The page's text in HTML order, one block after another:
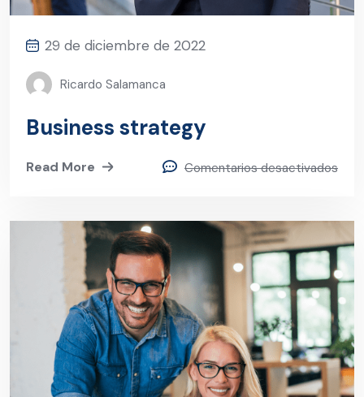
29 de diciembre de 2022
Ricardo Salamanca
Business strategy
Read More Comentarios desactivados